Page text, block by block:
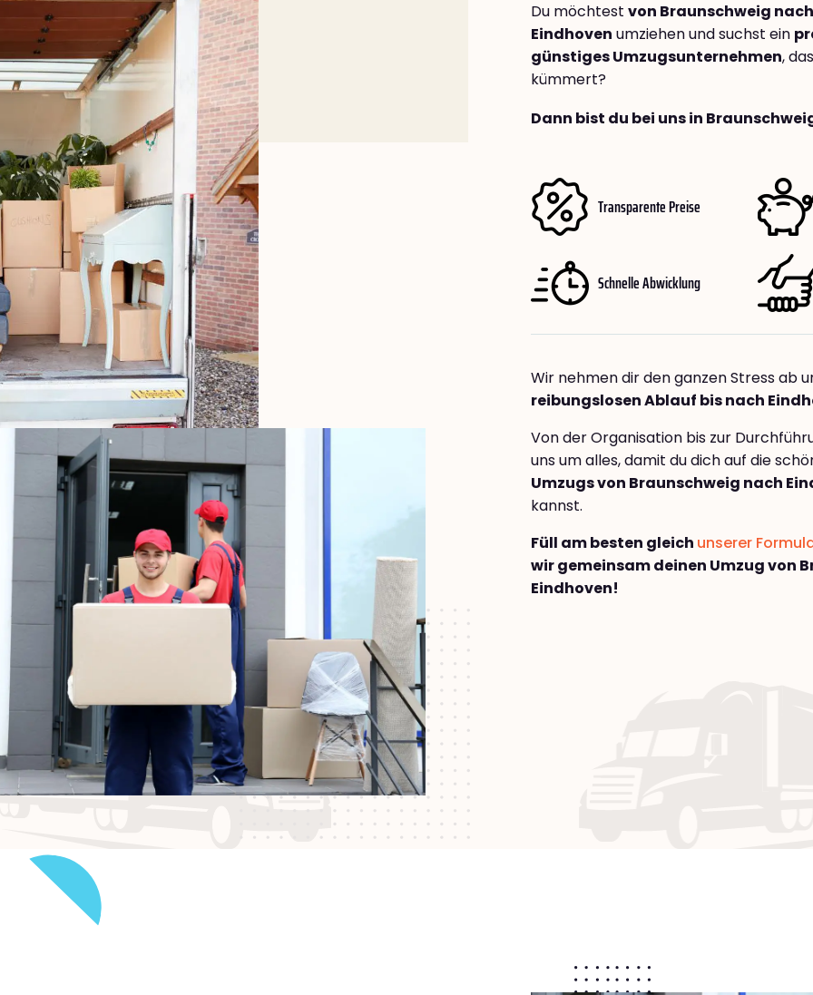
Du möchtest von Braunschweig nach
Eindhoven umziehen und suchst ein
günstiges Umzugsunternehmen,
kümmert?
Dann bist du bei uns in
Transparente Preise
Schnelle Abwicklung
Wir nehmen dir den ganzen Stress ab
reibungslosen Ablauf bis nach
Von der Organisation bis zur
uns um alles, damit du dich auf die
Umzugs von Braunschweig nach
kannst.
Füll am besten gleich unserer
wir gemeinsam deinen Umzug von
Eindhoven!